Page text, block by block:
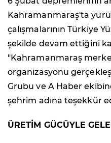
Kahramanmaraş'ta
çalışmalarının Türkiye
şekilde devam ettiğini
"Kahramanmaraş
organizasyonu
Grubu ve A Haber
şehrim adına teşekkür
ÜRETİM GÜCÜYLE